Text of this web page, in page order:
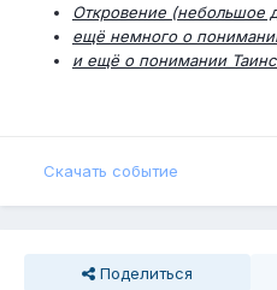
Откровение (небольшое
ещё немного о
и ещё о понимании
Скачать событие
Поделиться